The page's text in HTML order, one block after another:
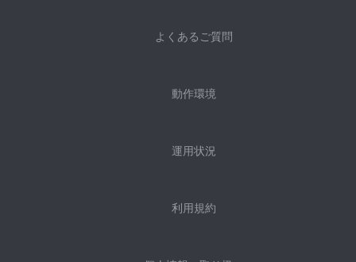
よくあるご質問
動作環境
運用状況
利用規約